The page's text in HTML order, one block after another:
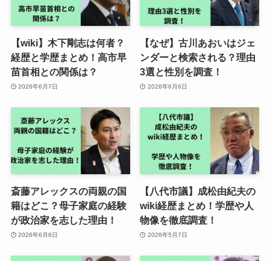
【wiki】木下剛志は何者？
経歴と学歴まとめ！高市早
苗首相との関係は？
2026年6月7日
【なぜ】古川あおいはジェ
ンダーと検索される？理由
3選と性別を調査！
2026年6月6日
斎藤アレックスの両親の国
籍はどこ？母子家庭の経験
が政治家を志した理由！
2026年6月6日
【八代市議】成松由紀夫の
wiki経歴まとめ！学歴や人
物像を徹底調査！
2026年5月7日